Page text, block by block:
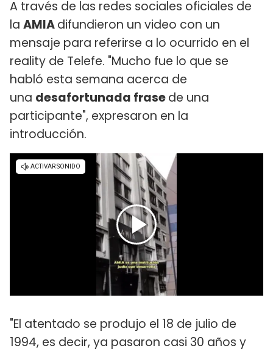
A través de las redes sociales oficiales de
la AMIAdifundieron un video con un
mensaje para referirse a lo ocurrido en el
reality de Telefe. "Mucho fue lo que se
habló esta semana acerca de
una desafortunada frasede una
participante", expresaron en la
introducción.
"El atentado se produjo el 18 de julio de
1994, es decir, ya pasaron casi 30 años y